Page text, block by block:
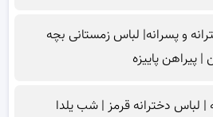
و پسرانه| لباس زمستانی بچه
پیراهن پاییزه
| لباس دخترانه قرمز | شب یلدا